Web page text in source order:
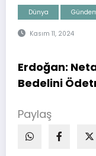
Dünya
Kasım 11, 2024
Erdoğan:
Bedelini
Paylaş